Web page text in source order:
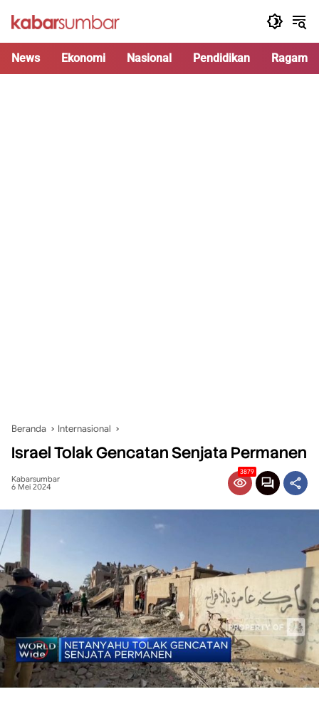
News Ekonomi Nasional Pendidikan Ragam
Beranda Internasional
Israel Tolak Gencatan Senjata Permanen
Kabarsumbar
6 Mei 2024
3879